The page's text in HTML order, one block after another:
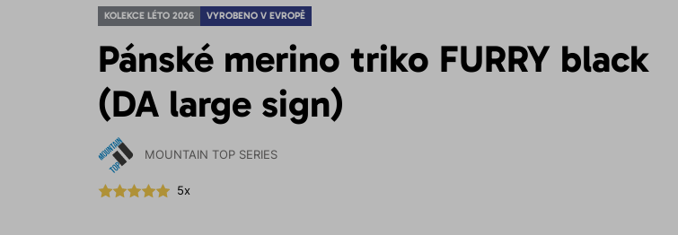
KOLEKCE LÉTO 2026 VYROBENO V EVROPĚ
Pánské merino triko FURRY black
(DA large sign)
MOUNTAIN TOP SERIES
5x